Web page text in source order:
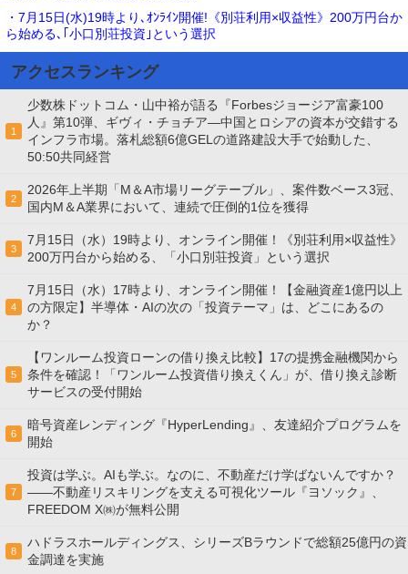
・7月15日(水)19時より､ｵﾝﾗｲﾝ開催!《別荘利用×収益性》200万円台か
ら始める､｢小口別荘投資｣という選択
アクセスランキング
1
少数株ドットコム・山中裕が語る『Forbesジョージア富豪100
人』第10弾、ギヴィ・チョチア―中国とロシアの資本が交錯する
インフラ市場。落札総額6億GELの道路建設大手で始動した、
50:50共同経営
2
2026年上半期「M＆A市場リーグテーブル」、案件数ベース3冠、
国内M＆A業界において、連続で圧倒的1位を獲得
3
7月15日（水）19時より、オンライン開催！《別荘利用×収益性》
200万円台から始める、「小口別荘投資」という選択
4
7月15日（水）17時より、オンライン開催！【金融資産1億円以上
の方限定】半導体・AIの次の「投資テーマ」は、どこにあるの
か？
5
【ワンルーム投資ローンの借り換え比較】17の提携金融機関から
条件を確認！「ワンルーム投資借り換えくん」が、借り換え診断
サービスの受付開始
6
暗号資産レンディング『HyperLending』、友達紹介プログラムを
開始
7
投資は学ぶ。AIも学ぶ。なのに、不動産だけ学ばないんですか？
——不動産リスキリングを支える可視化ツール『ヨソック』、
FREEDOM X㈱が無料公開
8
ハドラスホールディングス、シリーズBラウンドで総額25億円の資
金調達を実施